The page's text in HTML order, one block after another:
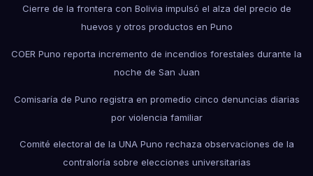
Cierre de la frontera con Bolivia impulsó el alza del precio de
huevos y otros productos en Puno
COER Puno reporta incremento de incendios forestales durante la
noche de San Juan
Comisaría de Puno registra en promedio cinco denuncias diarias
por violencia familiar
Comité electoral de la UNA Puno rechaza observaciones de la
contraloría sobre elecciones universitarias